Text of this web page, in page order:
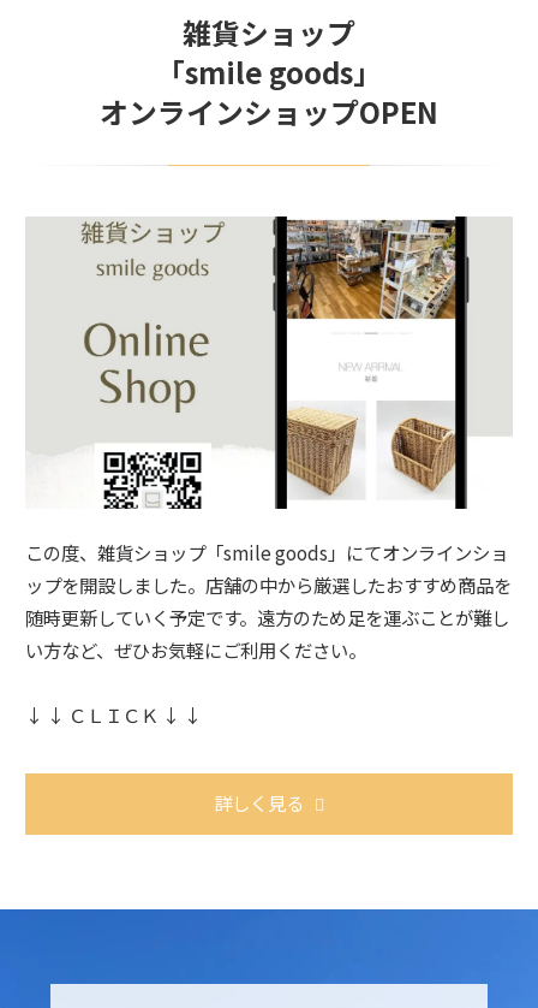
2023/01/07
あけましておめでとうございます。
2022/12/29
年末、年始休業のお知らせ
2025/10/07
雑貨ショップ
「smile goods」
オンラインショップOPEN
この度、雑貨ショップ「smile goods」にてオンラインショ
ップを開設しました。店舗の中から厳選したおすすめ商品を
随時更新していく予定です。遠方のため足を運ぶことが難し
い方など、ぜひお気軽にご利用ください。
↓ ↓ ＣＬＩＣＫ ↓ ↓
詳しく見る